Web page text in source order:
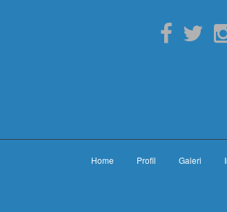
Home Profil Galeri